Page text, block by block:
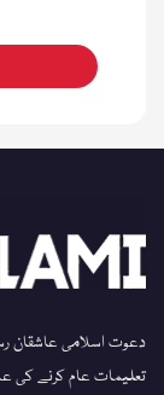
دعوت اسلامی عاشقان
تعلیمات عام کرنے کی